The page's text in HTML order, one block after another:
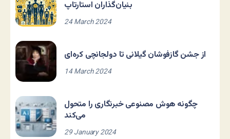
بنیان‌گذاران استارتاپ
24 March 2024
از جشن گازفوشان گیلانی تا دولجانچی کره‌ای
14 March 2024
چگونه هوش مصنوعی خبرنگاری را متحول
می‌کند
29 January 2024